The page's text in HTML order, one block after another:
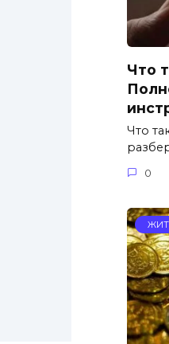
Что
Что
0